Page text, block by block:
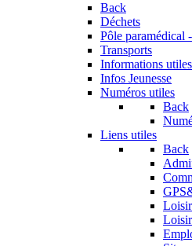
Back
Déchets
Pôle paramédical
Transports
Informations utiles
Infos Jeunesse
Numéros utiles
Back
Liens utiles
Back